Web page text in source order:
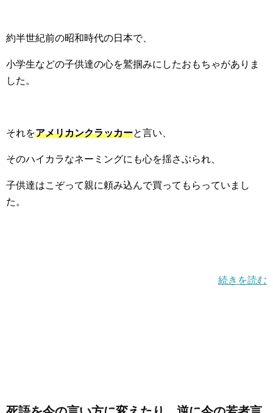
約半世紀前の昭和時代の日本で、
小学生などの子供達の心を鷲掴みにしたおもちゃがありま
した。
それをアメリカンクラッカーと言い、
そのハイカラなネーミングにも心を揺さぶられ、
子供達はこぞって親に頼み込んで買ってもらっていまし
た。
続きを読む